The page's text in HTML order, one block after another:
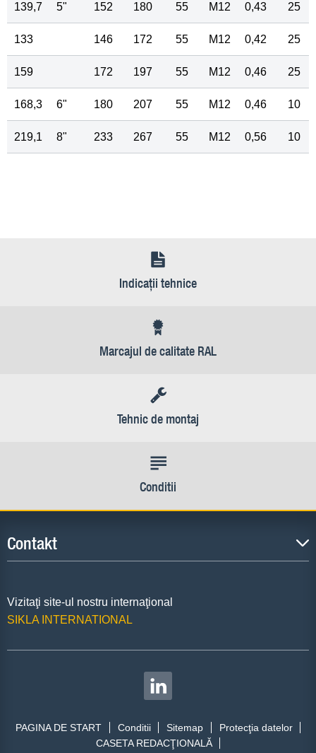
139,7 5" 152 180 55 M12 0,43 25
133 146 172 55 M12 0,42 25
159 172 197 55 M12 0,46 25
168,3 6" 180 207 55 M12 0,46 10
219,1 8" 233 267 55 M12 0,56 10
Indicaţii tehnice
Marcajul de calitate RAL
Tehnic de montaj
Conditii
Contakt
Vizitaţi site-ul nostru internaţional
SIKLA INTERNATIONAL
PAGINA DE START Conditii Sitemap
Protecţia datelor
CASETA REDACŢIONALĂ